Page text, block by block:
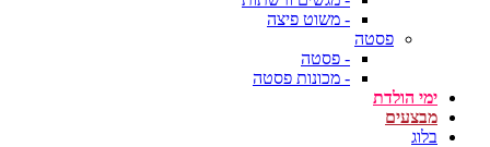
- משוט פיצה
פסטה
- פסטה
- מכונות פסטה
ימי הולדת
מבצעים
בלוג